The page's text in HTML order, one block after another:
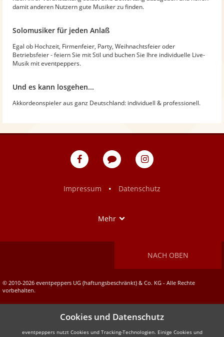
damit anderen Nutzern gute Musiker zu finden.
Solomusiker für jeden Anlaß
Egal ob Hochzeit, Firmenfeier, Party, Weihnachtsfeier oder
Betriebsfeier - feiern Sie mit Stil und buchen Sie Ihre individuelle Live-
Musik mit eventpeppers.
Und es kann losgehen...
Akkordeonspieler aus ganz Deutschland: individuell & professionell.
eventpeppers
Blog
eventpeppers
Impressum
• Datenschutz
Mehr
NACH OBEN
© 2010-2026 eventpeppers UG (haftungsbeschränkt) & Co. KG - Alle Rechte
vorbehalten.
Cookies und Datenschutz
eventpeppers nutzt Cookies und Tracking-Technologien. Einige Cookies und